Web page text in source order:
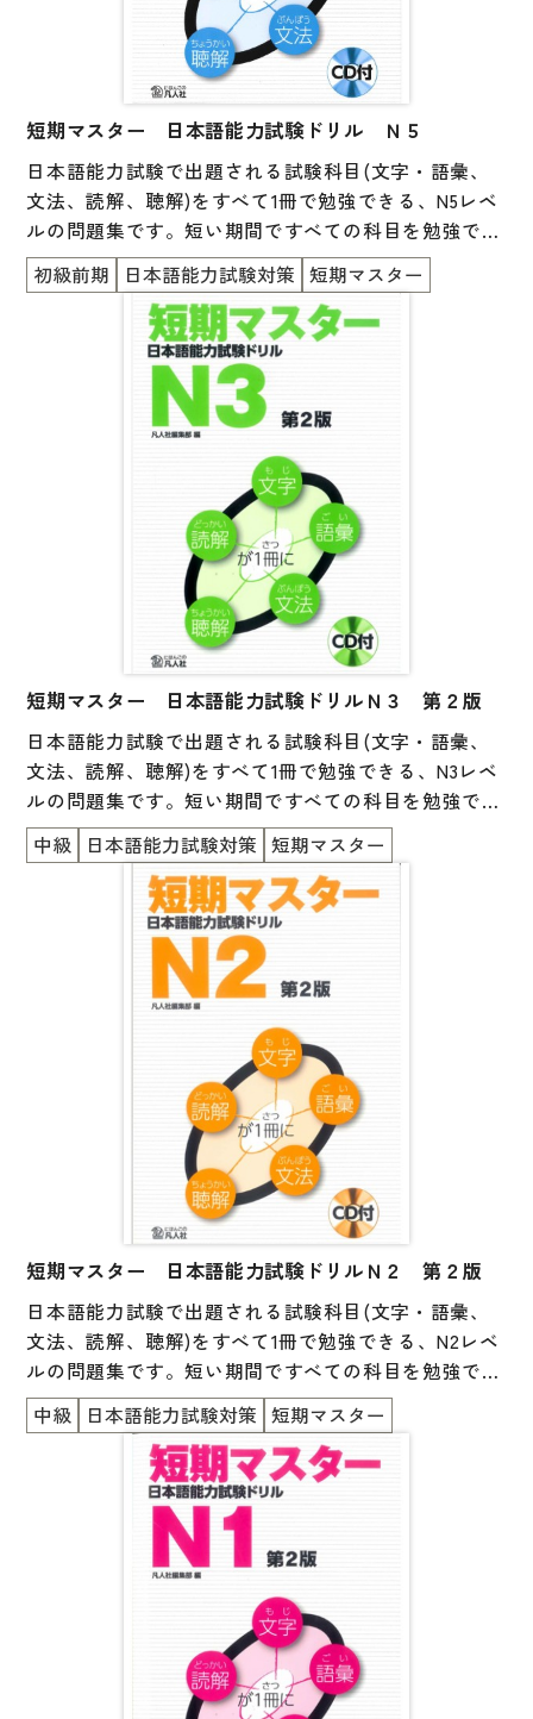
わたしたちについて
お問い合わせ
書店様向け
表記（かな・漢字）
練習問題
日本語能力試験対策
日本留学試験対策
日本語学習関連副読本
視聴覚・補助教材
コンピューター
カセットテープ・ＣＤ
カード・ゲーム・絵教材
絵本・子ども向け補助
図表
漢字字典（辞典）
ドイツ語辞典
ポルトガル語辞典
ロシア語辞典
各国語辞典
国語辞典
漢字・漢和辞典
語学・文法辞典
表現・用字用語辞典
短期マスター 日本語能力試験ドリル Ｎ５
日本語能力試験で出題される試験科目(文字・語彙、
文法、読解、聴解)をすべて1冊で勉強できる、N5レベ
ルの問題集です。短い期間ですべての科目を勉強でき
るので、苦手な科目を見つけたり、試験直前の総仕上
げとしても使うことができます。巻末には実際の試験
の約半分に相当する問題数の「まとめのテスト」があ
初級前期 日本語能力試験対策 短期マスター
短期マスター 日本語能力試験ドリルＮ３ 第２版
日本語能力試験で出題される試験科目(文字・語彙、
文法、読解、聴解)をすべて1冊で勉強できる、N3レベ
ルの問題集です。短い期間ですべての科目を勉強でき
るので、苦手な科目を見つけたり、試験直前の総仕上
げとしても使うことができます。巻末には実際の試験
の約半分に相当する問題数の「まとめのテスト」があ
中級 日本語能力試験対策 短期マスター
短期マスター 日本語能力試験ドリルＮ２ 第２版
日本語能力試験で出題される試験科目(文字・語彙、
文法、読解、聴解)をすべて1冊で勉強できる、N2レベ
ルの問題集です。短い期間ですべての科目を勉強でき
るので、苦手な科目を見つけたり、試験直前の総仕上
げとしても使うことができます。巻末には実際の試験
の約半分に相当する問題数の「まとめのテスト」があ
中級 日本語能力試験対策 短期マスター